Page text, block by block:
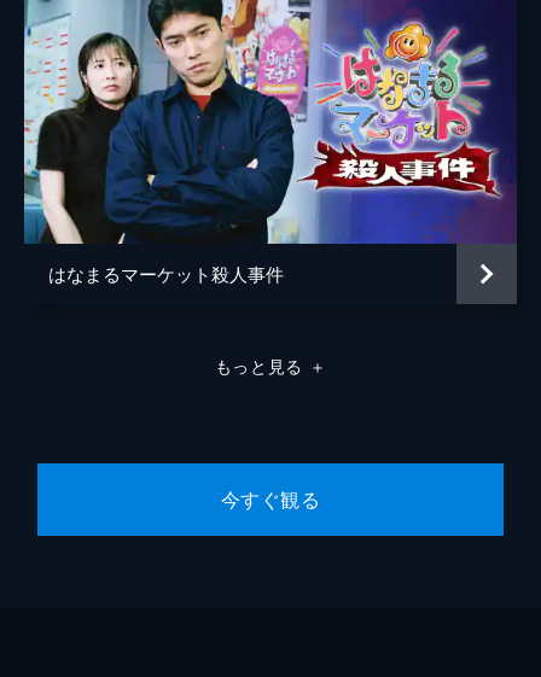
はなまるマーケット殺人事件
もっと見る ＋
今すぐ観る